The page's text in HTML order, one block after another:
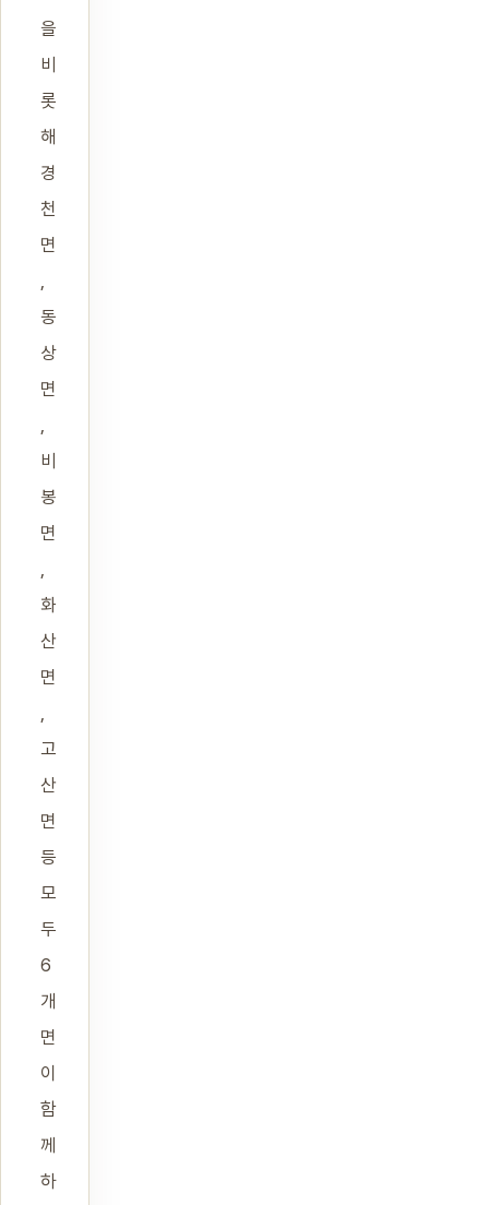
을
비
롯
해
경
천
면
,
동
상
면
,
비
봉
면
,
화
산
면
,
고
산
면
등
모
두
6
개
면
이
함
께
하